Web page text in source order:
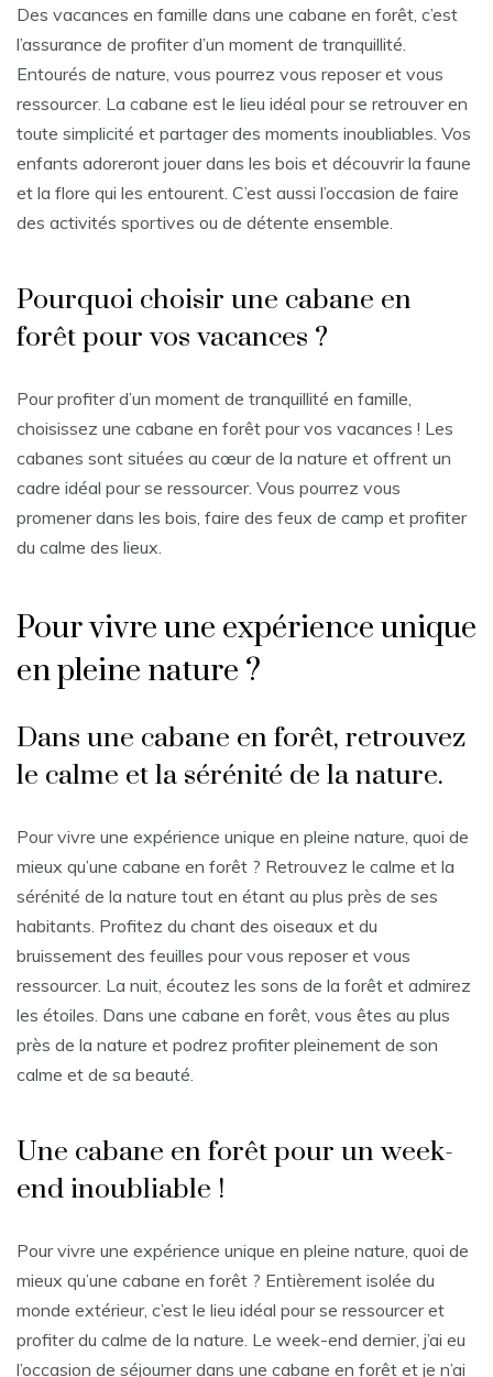
Des vacances en famille dans une cabane en forêt, c’est
l’assurance de profiter d’un moment de tranquillité.
Entourés de nature, vous pourrez vous reposer et vous
ressourcer. La cabane est le lieu idéal pour se retrouver en
toute simplicité et partager des moments inoubliables. Vos
enfants adoreront jouer dans les bois et découvrir la faune
et la flore qui les entourent. C’est aussi l’occasion de faire
des activités sportives ou de détente ensemble.
Pourquoi choisir une cabane en
forêt pour vos vacances ?
Pour profiter d’un moment de tranquillité en famille,
choisissez une cabane en forêt pour vos vacances ! Les
cabanes sont situées au cœur de la nature et offrent un
cadre idéal pour se ressourcer. Vous pourrez vous
promener dans les bois, faire des feux de camp et profiter
du calme des lieux.
Pour vivre une expérience unique
en pleine nature ?
Dans une cabane en forêt, retrouvez
le calme et la sérénité de la nature.
Pour vivre une expérience unique en pleine nature, quoi de
mieux qu’une cabane en forêt ? Retrouvez le calme et la
sérénité de la nature tout en étant au plus près de ses
habitants. Profitez du chant des oiseaux et du
bruissement des feuilles pour vous reposer et vous
ressourcer. La nuit, écoutez les sons de la forêt et admirez
les étoiles. Dans une cabane en forêt, vous êtes au plus
près de la nature et podrez profiter pleinement de son
calme et de sa beauté.
Une cabane en forêt pour un week-
end inoubliable !
Pour vivre une expérience unique en pleine nature, quoi de
mieux qu’une cabane en forêt ? Entièrement isolée du
monde extérieur, c’est le lieu idéal pour se ressourcer et
profiter du calme de la nature. Le week-end dernier, j’ai eu
l’occasion de séjourner dans une cabane en forêt et je n’ai